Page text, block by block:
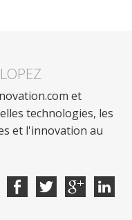
et
technologies, les
et l'innovation au